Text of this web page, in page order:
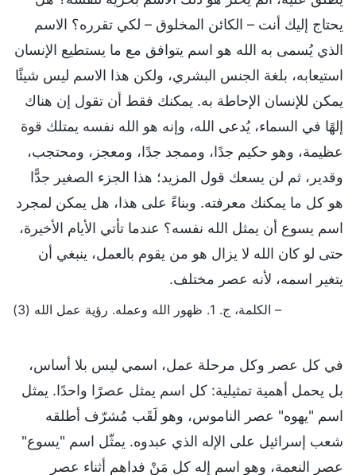
يحتاج إليك أنت – الكائن المخلوق – لكي تقرره؟ الاسم
الذي يُسمى به الله هو اسم يتوافق مع ما يستطيع الإنسان
استيعابه، بلغة الجنس البشري، ولكن هذا الاسم ليس شيئًا
يمكن للإنسان الإحاطة به. يمكنك فقط أن تقول إن هناك
إلهًا في السماء، يُدعى الله، وإنه هو الله نفسه يمتلك قوة
عظيمة، وهو حكيم جدًا، وممجد جدًا، ومعجز، ومحتجب،
وقدير، ثم لن يسعك قول المزيد؛ هذا الجزء الصغير جدًّا
هو كل ما يمكنك معرفته. وبناءً على هذا، هل يمكن لمجرد
اسم يسوع أن يمثل الله نفسه؟ عندما تأتي الأيام الأخيرة،
حتى لو كان الله لا يزال هو من يقوم بالعمل، ينبغي أن
يتغير اسمه، لأنه عصر مختلف.
– الكلمة، ج. 1. ظهور الله وعمله. رؤية عمل الله (3)
في كل عصر وكل مرحلة عمل، اسمي ليس بلا أساس،
بل يحمل أهمية تمثيلية: كل اسم يمثل عصرًا واحدًا. يمثل
اسم "يهوه" عصر الناموس، وهو لَقَب مُشرّف أطلقه
شعب إسرائيل على الإله الذي عبدوه. يمثّل اسم "يسوع"
عصر النعمة، وهو اسم إله كل مَنْ فداهم أثناء عصر